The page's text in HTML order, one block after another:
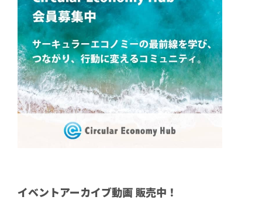
イベントアーカイブ動画 販売中！